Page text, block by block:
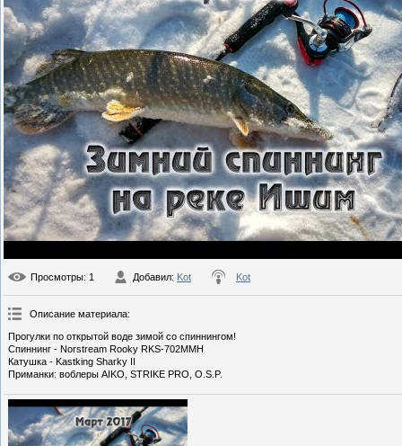
Просмотры: 1 Добавил: Kot Kot
Описание материала:
Прогулки по открытой воде зимой со спиннингом!
Спиннинг - Norstream Rooky RKS-702MMH
Катушка - Kastking Sharky II
Приманки: воблеры AIKO, STRIKE PRO, O.S.P.